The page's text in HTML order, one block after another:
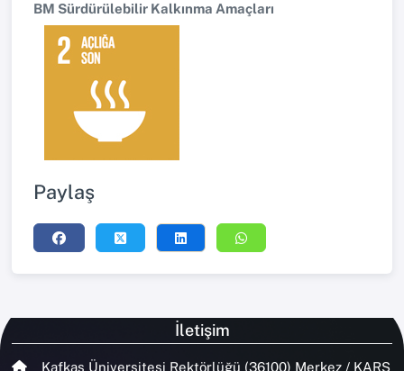
BM Sürdürülebilir Kalkınma Amaçları
Paylaş
İletişim
Kafkas Üniversitesi Rektörlüğü (36100) Merkez / KARS